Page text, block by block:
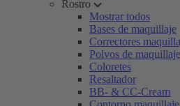
Rostro
Mostrar todos
Bases de maquillaje
Correctores
Polvos de maquillaje
Coloretes
Resaltador
BB- & CC-Cream